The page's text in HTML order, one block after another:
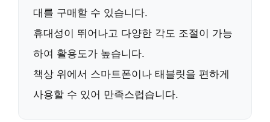
대를 구매할 수 있습니다.
휴대성이 뛰어나고 다양한 각도 조절이 가능
하여 활용도가 높습니다.
책상 위에서 스마트폰이나 태블릿을 편하게
사용할 수 있어 만족스럽습니다.